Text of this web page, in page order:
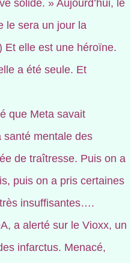
solide. » Aujourd’hui, le
le sera un jour la
Et elle est une héroïne.
a été seule. Et
que Meta savait
santé mentale des
de traîtresse. Puis on a
puis on a pris certaines
insuffisantes….
a alerté sur le Vioxx, un
infarctus. Menacé,